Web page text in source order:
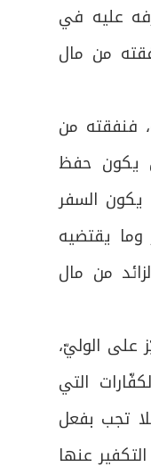
عليه في
من مال
فنفقته من
يكون حفظ
يكون السفر
يقتضيه
من مال
على الوليّ،
التي
تجب بفعل
عنها
والسعي
التشريق
والعمرة وفيه